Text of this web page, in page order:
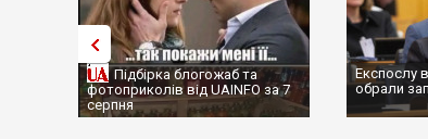
UAINFO за 7
Експослу в США Стефанішиній
обрали запобіжний захід